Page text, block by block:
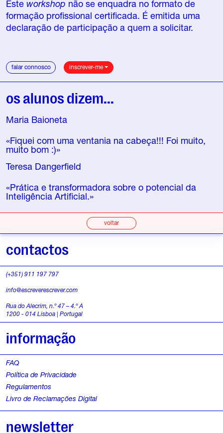
Este workshop não se enquadra no formato de
formação profissional certificada. É emitida uma
declaração de participação a quem a solicitar.
falar connosco inscrever-me
os alunos dizem...
Maria Baioneta
«Fiquei com uma ventania na cabeça!!! Foi muito,
muito bom :)»
Teresa Dangerfield
«Prática e transformadora sobre o potencial da
Inteligência Artificial.»
voltar
contactos
(+351) 911 197 797
info@escreverescrever.com
Rua do Alecrim, n.º 47 – 4.º A
1200 - 014 Lisboa | Portugal
informação
FAQ
Política de Privacidade
Regulamentos
Livro de Reclamações Digital
newsletter